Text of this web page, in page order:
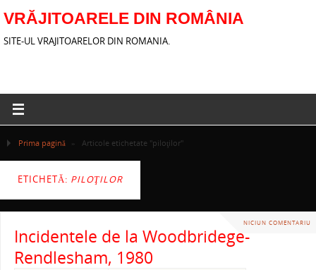
VRĂJITOARELE DIN ROMÂNIA
SITE-UL VRAJITOARELOR DIN ROMANIA.
Prima pagină » Articole etichetate "piloţilor"
ETICHETĂ: PILOŢILOR
NICIUN COMENTARIU
Incidentele de la Woodbridege-
Rendlesham, 1980